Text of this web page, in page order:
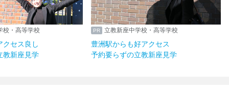
校・高等学校
クセス良し
教新座見学
立教新座中学校・高等学校
豊洲駅からも好アクセス
予約要らずの立教新座見学